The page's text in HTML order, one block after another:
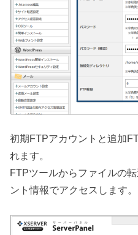
初期FTPアカウントと追加
れます。
FTPツールからファイルの
ント情報でアクセスします。